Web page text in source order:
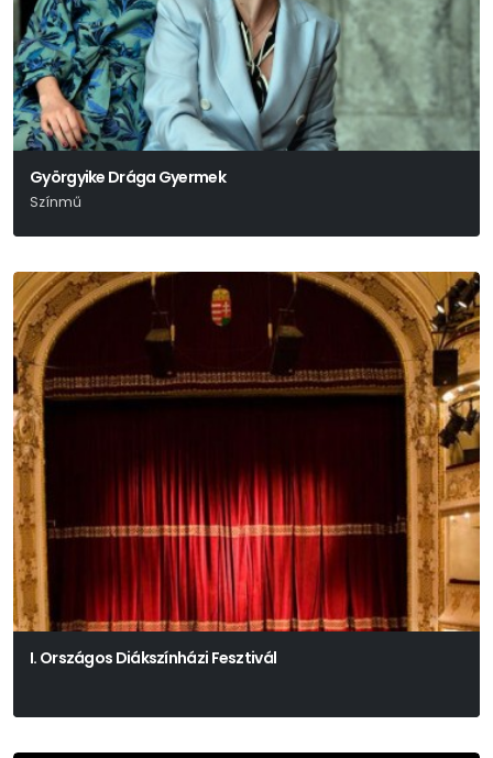
Györgyike Drága Gyermek
Színmű
I. Országos Diákszínházi Fesztivál